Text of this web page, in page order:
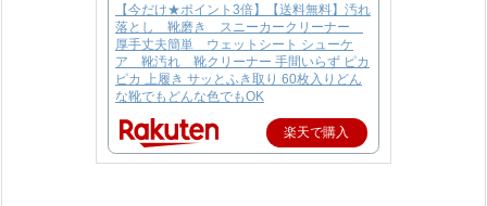
【今だけ★ポイント3倍】【送料無料】汚れ
落とし 靴磨き スニーカークリーナー
厚手丈夫簡単 ウェットシート シューケ
ア 靴汚れ 靴クリーナー 手間いらず ピカ
ピカ 上履き サッとふき取り 60枚入りどん
な靴でもどんな色でもOK
楽天で購入